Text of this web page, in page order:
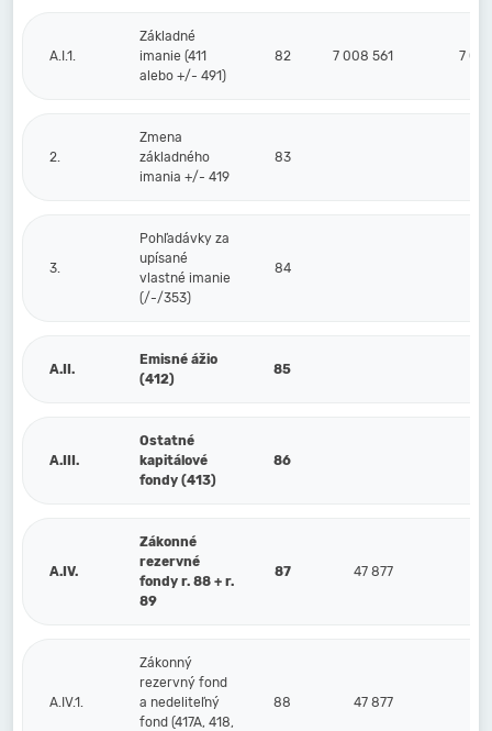
A.I.1.
Základné
imanie (411
alebo +/- 491)
82 7 008 561 7
2.
Zmena
základného
imania +/- 419
83
3.
Pohľadávky za
upísané
vlastné imanie
(/-/353)
84
A.II.
Emisné ážio
(412)
85
A.III.
Ostatné
kapitálové
fondy (413)
86
A.IV.
Zákonné
rezervné
fondy r. 88 + r.
89
87 47 877
A.IV.1.
Zákonný
rezervný fond
a nedeliteľný
fond (417A, 418,
88 47 877